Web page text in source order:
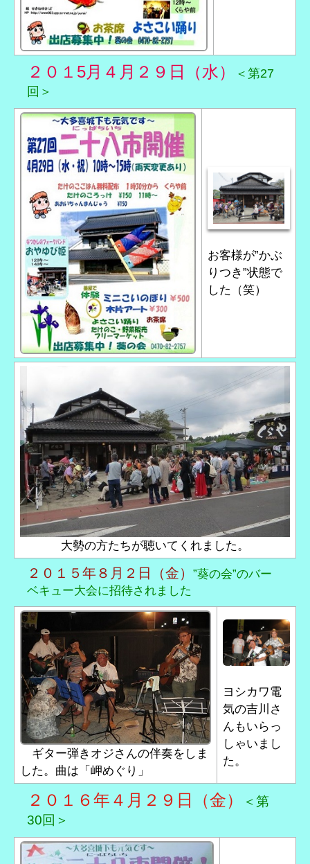
２０１5月４月２９日（水）
＜第27
回＞
お客様が”かぶ
りつき”状態で
した（笑）
大勢の方たちが聴いてくれました。
２０１５年８月２日（金）”葵の会”のバー
ベキュー大会に招待されました
ギター弾きオジさんの伴奏をしま
した。曲は「岬めぐり」
ヨシカワ電
気の吉川さ
んもいらっ
しゃいまし
た。
２０１６年４月２９日（金）
＜第
30回＞